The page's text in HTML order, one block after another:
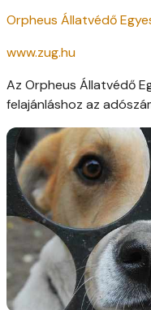
Orpheus Állatvédő
www.zug.hu
Az Orpheus Állatvédő
felajánláshoz az